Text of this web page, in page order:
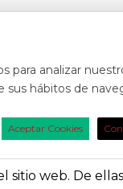
Consúltanos
nosotros
para analizar
sus hábitos de
Aceptar Cookies
web. De